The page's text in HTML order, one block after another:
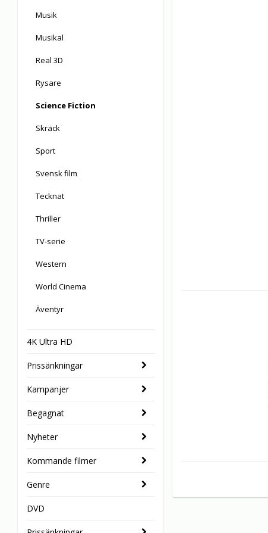
Musik
Musikal
Real 3D
Rysare
Science Fiction
Skräck
Sport
Svensk film
Tecknat
Thriller
TV-serie
Western
World Cinema
Äventyr
4K Ultra HD
Prissänkningar
Kampanjer
Begagnat
Nyheter
Kommande filmer
Genre
DVD